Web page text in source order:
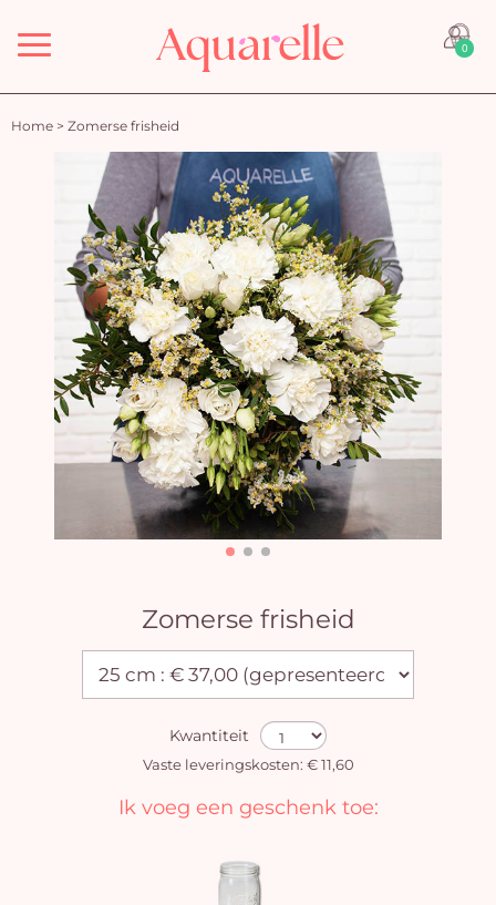
Menu 0
Home > Zomerse frisheid
Zomerse frisheid
Kwantiteit
Vaste leveringskosten: € 11,60
Ik voeg een geschenk toe: